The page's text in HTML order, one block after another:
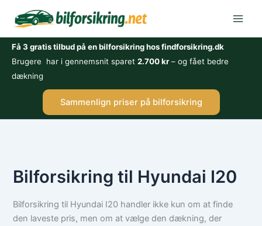
Få 3 gratis tilbud på en bilforsikring hos findforsikring.dk
Brugere har i gennemsnit sparet 2.700 kr– og fået bedre
dækning
Sammenlign priser på bilforsikring
Bilforsikring til Hyundai I20
Bilforsikring til Hyundai I20 handler ikke kun om at finde
den laveste pris, men om at vælge den dækning, der